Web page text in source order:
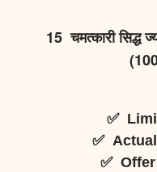
15 चमत्कारी सिद्ध
✅
✅
✅